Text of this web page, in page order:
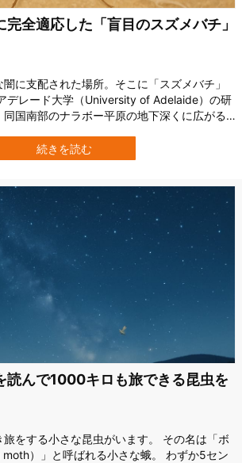
完全適応した「盲目のスズメバチ」
に支配された場所。そこに「スズメバチ」
デレード大学（University of Adelaide）の研
国南部のナラボー平原の地下深くに広がる
し、羽の小さくなって飛行能力もなくしてい
と触角が著しく長くなっており、暗闇で最も
続きを読む
読んで1000キロも旅できる昆虫を
をする小さな昆虫がいます。 その名は「ボ
）」と呼ばれる小さな蛾。 わずか5セン